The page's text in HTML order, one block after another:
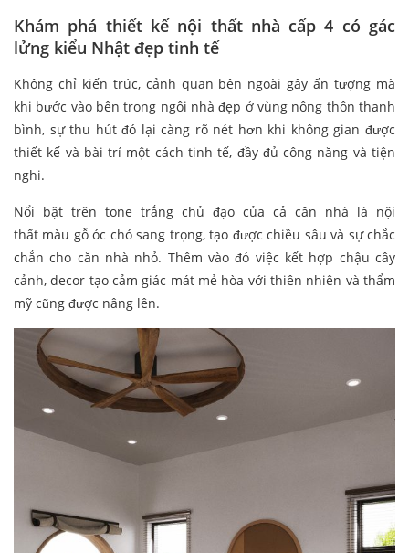
Khám phá thiết kế nội thất nhà cấp 4 có gác
lửng kiểu Nhật đẹp tinh tế
Không chỉ kiến trúc, cảnh quan bên ngoài gây ấn tượng mà
khi bước vào bên trong ngôi nhà đẹp ở vùng nông thôn thanh
bình, sự thu hút đó lại càng rõ nét hơn khi không gian được
thiết kế và bài trí một cách tinh tế, đầy đủ công năng và tiện
nghi.
Nổi bật trên tone trắng chủ đạo của cả căn nhà là nội
thất màu gỗ óc chó sang trọng, tạo được chiều sâu và sự chắc
chắn cho căn nhà nhỏ. Thêm vào đó việc kết hợp chậu cây
cảnh, decor tạo cảm giác mát mẻ hòa với thiên nhiên và thẩm
mỹ cũng được nâng lên.